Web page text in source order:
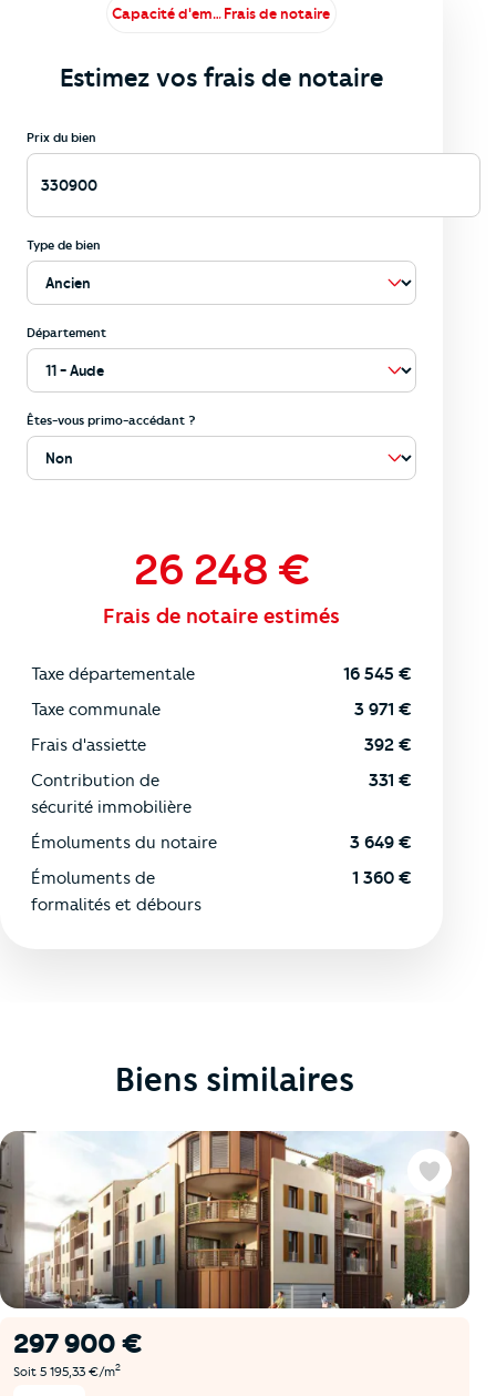
Capacité d'empruntFrais de notaire
Estimez vos frais de notaire
Prix du bien
Type de bien
Département
Êtes-vous primo-accédant ?
26 248 €
Frais de notaire estimés
Taxe départementale 16 545 €
Taxe communale
3 971 €
Frais d'assiette
392 €
Contribution de
sécurité immobilière
331 €
Émoluments du notaire 3 649 €
Émoluments de
formalités et débours
1 360 €
Biens similaires
297 900 €
Soit 5 195,33 €/m2
Favoris